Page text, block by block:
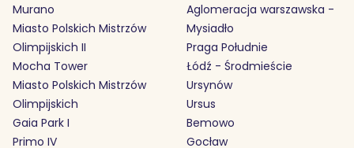
Murano
Miasto Polskich Mistrzów
Olimpijskich II
Mocha Tower
Miasto Polskich Mistrzów
Olimpijskich
Gaia Park I
Primo IV
Aglomeracja warszawska -
Mysiadło
Praga Południe
Łódź - Środmieście
Ursynów
Ursus
Bemowo
Gocław